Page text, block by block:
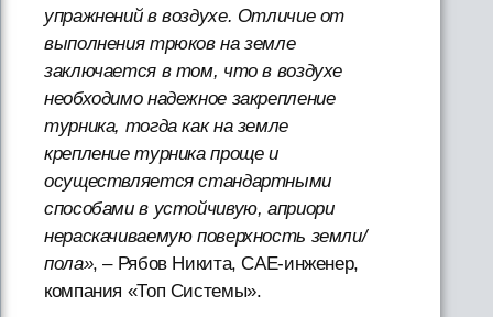
упражнений в воздухе. Отличие от
выполнения трюков на земле
заключается в том, что в воздухе
необходимо надежное закрепление
турника, тогда как на земле
крепление турника проще и
осуществляется стандартными
способами в устойчивую, априори
нераскачиваемую поверхность земли/
пола», – Рябов Никита, CAE-инженер,
компания «Топ Системы».